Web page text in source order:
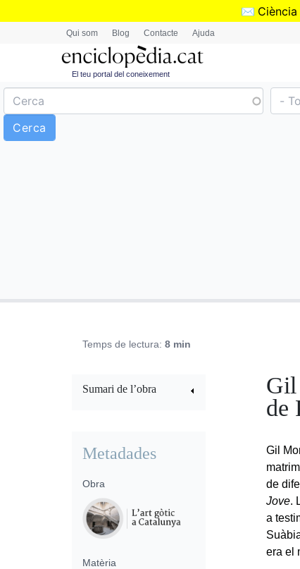
✉️
Qui som Blog Contacte Ajuda
El teu portal del coneixement
Temps de lectura: 8 min
Gil
de
Gil
de
Jove.
a
era el
Sumari de l’obra
Metadades
Obra
Matèria